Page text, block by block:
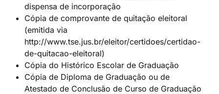
dispensa de incorporação
Cópia de comprovante de quitação eleitoral
(emitida via
http://www.tse.jus.br/eleitor/certidoes/certidao-
de-quitacao-eleitoral)
Cópia do Histórico Escolar de Graduação
Cópia de Diploma de Graduação ou de
Atestado de Conclusão de Curso de Graduação